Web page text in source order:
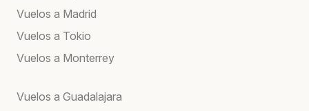
Vuelos a Madrid
Vuelos a Tokio
Vuelos a Monterrey
Vuelos a Guadalajara